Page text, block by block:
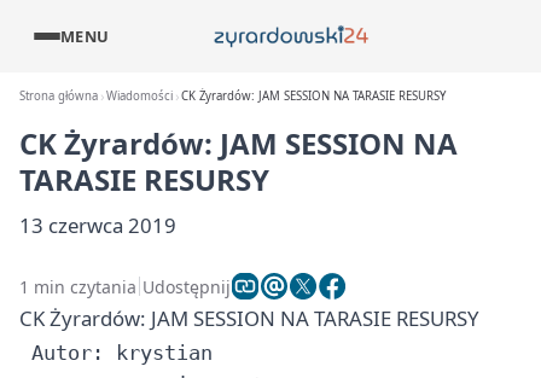
MENU
Strona główna Wiadomości CK Żyrardów: JAM SESSION NA TARASIE RESURSY
CK Żyrardów: JAM SESSION NA
TARASIE RESURSY
13 czerwca 2019
1 min czytania Udostępnij
CK Żyrardów: JAM SESSION NA TARASIE RESURSY
Autor: krystian